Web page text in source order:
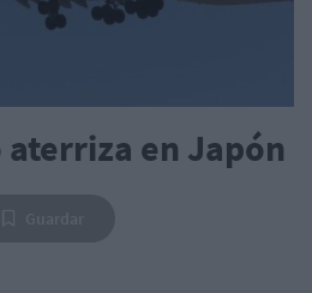
aterriza en Japón